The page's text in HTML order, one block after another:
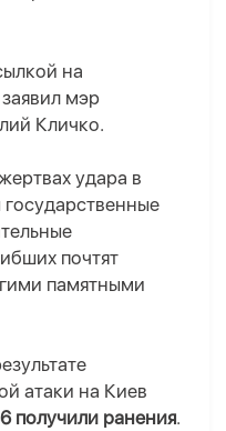
на
мэр
Кличко.
удара в
почтят
памятными
атаки на Киев
получили ранения.